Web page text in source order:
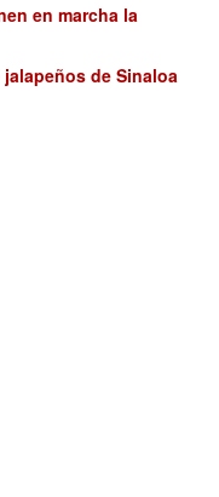
en marcha la
de Sinaloa